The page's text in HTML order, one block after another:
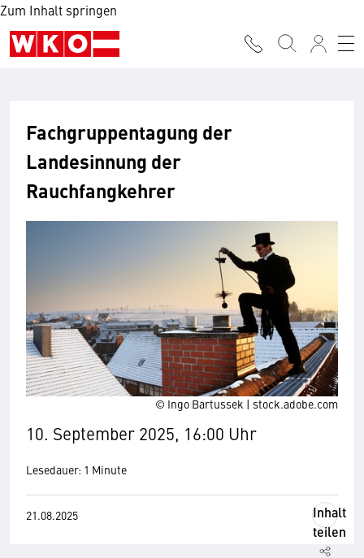
Zum Inhalt springen
© Ingo Bartussek | stock.adobe.com
Fachgruppentagung der
Landesinnung der
Rauchfangkehrer
10. September 2025, 16:00 Uhr
Lesedauer: 1 Minute
21.08.2025
Inhalt
teilen